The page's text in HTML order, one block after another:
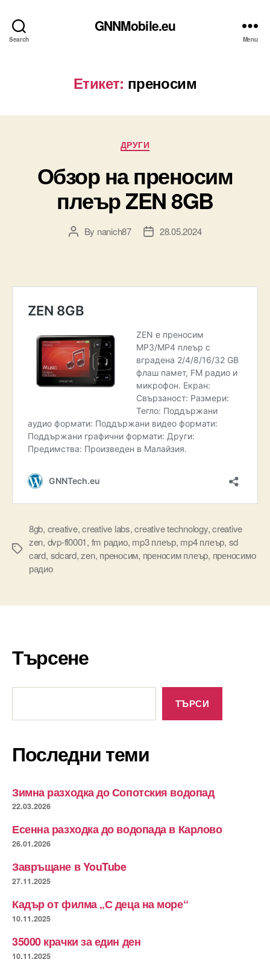
Search
GNNMobile.eu
Menu
Етикет: преносим
Categories
ДРУГИ
Обзор на преносим
плеър ZEN 8GB
PostBy nanich87
Post28.05.2024
Tags
8gb, creative,creative labs,creative technology,creative
zen, dvp-fl0001, fm радио, mp3 плеър, mp4 плеър, sd
card, sdcard,zen, преносим, преносим плеър, преносимо
радио
Търсене
ТЪРСИ
Последни теми
Зимна разходка до Сопотския водопад
22.03.2026
Есенна разходка до водопада в Карлово
26.01.2026
Завръщане в YouTube
27.11.2025
Кадър от филма „С деца на море“
10.11.2025
35000 крачки за един ден
10.11.2025